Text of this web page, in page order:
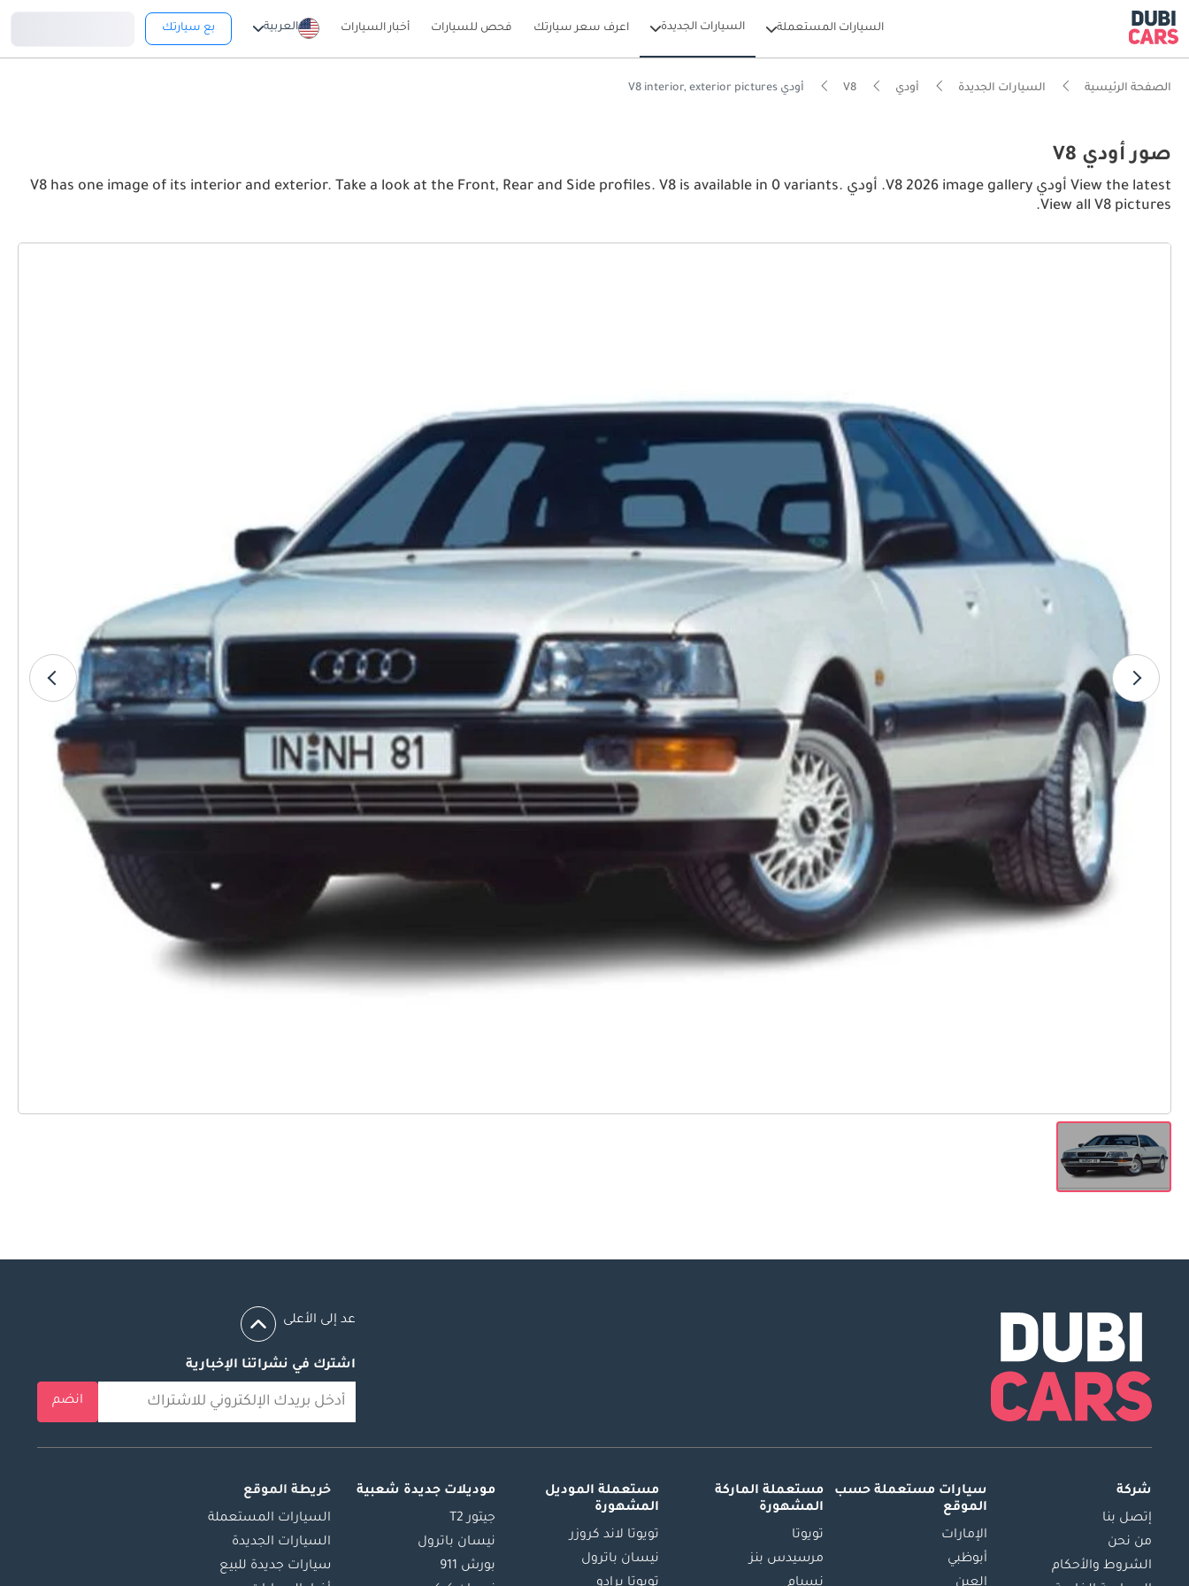
السيارات المستعملة السيارات الجديدة اعرف سعر سيارتك فحص للسيارات أخبار السيارات العربية بع سيارتك
الصفحة الرئيسية السيارات الجديدة أودي V8 أودي V8 interior, exterior pictures
صور أودي V8
View the latest أودي V8 2026 image gallery. أودي V8 has one image of its interior and exterior. Take a look at the Front, Rear and Side profiles. V8 is available in 0 variants.
View all V8 pictures.
عد إلى الأعلى
اشترك في نشراتنا الإخبارية
انضم
شركة
إتصل بنا
من نحن
الشروط والأحكام
سيارات مستعملة حسب
الموقع
الإمارات
أبوظبي
العين
مستعملة الماركة
المشهورة
تويوتا
مرسيدس بنز
نسيام
مستعملة الموديل
المشهورة
تويوتا لاند كروزر
نيسان باترول
تويوتا برادو
موديلات جديدة شعبية
جيتور T2
نيسان باترول
بورش 911
خريطة الموقع
السيارات المستعملة
السيارات الجديدة
سيارات جديدة للبيع